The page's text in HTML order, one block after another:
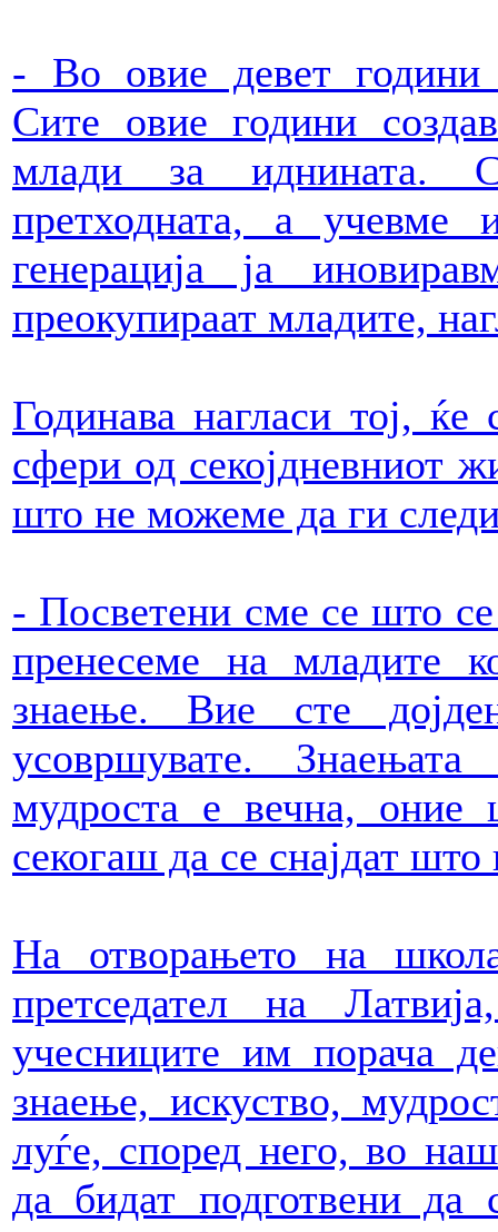
- Во овие девет години
Сите овие години
млади за иднината.
претходната, а
генерација ја
преокупираат младите,
Годинава нагласи тој,
сфери од секојдневниот
што не можеме да ги
- Посветени сме се што
пренесеме на младите
знаење. Вие сте
усовршувате.
мудроста е вечна, оние
секогаш да се снајдат
На отворањето на
претседател на
учесниците им порача
знаење, искуство,
луѓе, според него, во
да бидат подготвени да